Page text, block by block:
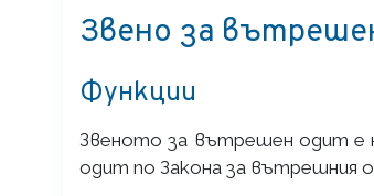
Звено за
Функции
Звеното за вътрешен одит е
одит по Закона за вътрешния